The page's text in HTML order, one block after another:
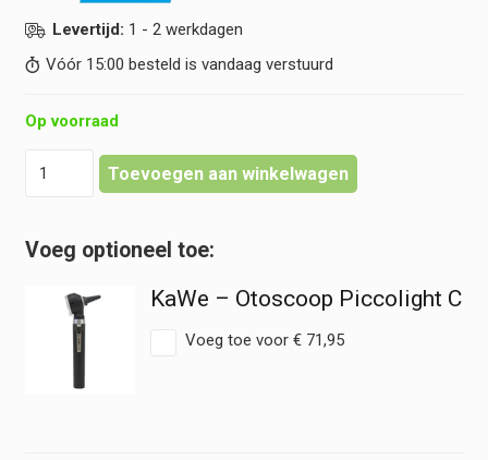
Levertijd: 1 - 2 werkdagen
Vóór 15:00 besteld is vandaag verstuurd
Op voorraad
-
(Otoscoop)
hoeveelheid
Toevoegen aan winkelwagen
KaWe – Otoscoop Piccolight C
Voeg toe voor €71,95